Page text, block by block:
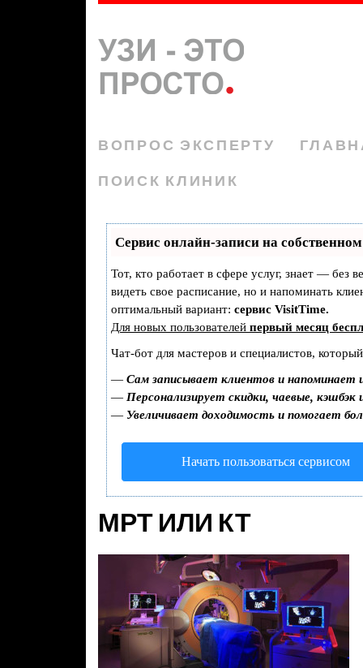
ВОПРОС ЭКСПЕРТУ
ПОИСК КЛИНИК
Сервис онлайн-записи на
Тот, кто работает в сфере услуг, знает — без
видеть свое расписание, но и напоминать
оптимальный вариант: сервис VisitTime.
Для новых пользователей первый месяц
Чат-бот для мастеров и специалистов,
— Сам записывает клиентов и напоминает
— Персонализирует скидки, чаевые, кэшбэк
— Увеличивает доходимость и помогает
Начать пользоваться сервисом
МРТ ИЛИ КТ